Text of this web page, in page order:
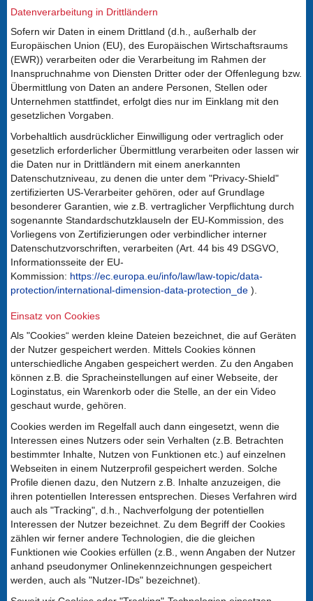
Datenverarbeitung in Drittländern
Sofern wir Daten in einem Drittland (d.h., außerhalb der
Europäischen Union (EU), des Europäischen Wirtschaftsraums
(EWR)) verarbeiten oder die Verarbeitung im Rahmen der
Inanspruchnahme von Diensten Dritter oder der Offenlegung bzw.
Übermittlung von Daten an andere Personen, Stellen oder
Unternehmen stattfindet, erfolgt dies nur im Einklang mit den
gesetzlichen Vorgaben.
Vorbehaltlich ausdrücklicher Einwilligung oder vertraglich oder
gesetzlich erforderlicher Übermittlung verarbeiten oder lassen wir
die Daten nur in Drittländern mit einem anerkannten
Datenschutzniveau, zu denen die unter dem "Privacy-Shield"
zertifizierten US-Verarbeiter gehören, oder auf Grundlage
besonderer Garantien, wie z.B. vertraglicher Verpflichtung durch
sogenannte Standardschutzklauseln der EU-Kommission, des
Vorliegens von Zertifizierungen oder verbindlicher interner
Datenschutzvorschriften, verarbeiten (Art. 44 bis 49 DSGVO,
Informationsseite der EU-
Kommission: https://ec.europa.eu/info/law/law-topic/data-
protection/international-dimension-data-protection_de ).
Einsatz von Cookies
Als "Cookies“ werden kleine Dateien bezeichnet, die auf Geräten
der Nutzer gespeichert werden. Mittels Cookies können
unterschiedliche Angaben gespeichert werden. Zu den Angaben
können z.B. die Spracheinstellungen auf einer Webseite, der
Loginstatus, ein Warenkorb oder die Stelle, an der ein Video
geschaut wurde, gehören.
Cookies werden im Regelfall auch dann eingesetzt, wenn die
Interessen eines Nutzers oder sein Verhalten (z.B. Betrachten
bestimmter Inhalte, Nutzen von Funktionen etc.) auf einzelnen
Webseiten in einem Nutzerprofil gespeichert werden. Solche
Profile dienen dazu, den Nutzern z.B. Inhalte anzuzeigen, die
ihren potentiellen Interessen entsprechen. Dieses Verfahren wird
auch als "Tracking", d.h., Nachverfolgung der potentiellen
Interessen der Nutzer bezeichnet. Zu dem Begriff der Cookies
zählen wir ferner andere Technologien, die die gleichen
Funktionen wie Cookies erfüllen (z.B., wenn Angaben der Nutzer
anhand pseudonymer Onlinekennzeichnungen gespeichert
werden, auch als "Nutzer-IDs" bezeichnet).